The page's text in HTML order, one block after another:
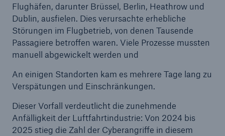
Flughäfen, darunter Brüssel, Berlin, Heathrow und
Dublin, ausfielen. Dies verursachte erhebliche
Störungen im Flugbetrieb, von denen Tausende
Passagiere betroffen waren. Viele Prozesse mussten
manuell abgewickelt werden und
An einigen Standorten kam es mehrere Tage lang zu
Verspätungen und Einschränkungen.
Dieser Vorfall verdeutlicht die zunehmende
Anfälligkeit der Luftfahrtindustrie: Von 2024 bis
2025 stieg die Zahl der Cyberangriffe in diesem
Fakten
CLARA reduziert die Wartezeit bis zur
Leistungsentscheidung in der BU-
Versicherung bis zu